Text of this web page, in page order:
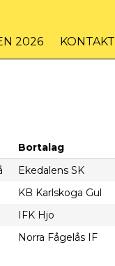
2026 KONTAKT
Bortalag
Ekedalens SK
KB Karlskoga Gul
IFK Hjo
Norra Fågelås IF